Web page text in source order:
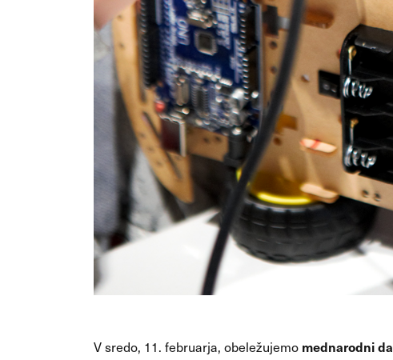
V sredo, 11. februarja, obeležujemo mednarodni